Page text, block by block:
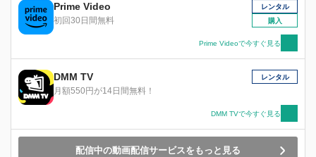
Prime Video
初回30日間無料
レンタル
購入
Prime Videoで今すぐ見る
DMM TV
月額550円が14日間無料！
レンタル
DMM TVで今すぐ見る
配信中の動画配信サービスをもっと見る